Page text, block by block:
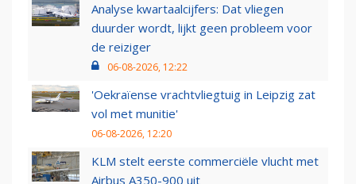
Analyse kwartaalcijfers: Dat vliegen
duurder wordt, lijkt geen probleem voor
de reiziger
06-08-2026, 12:22
'Oekraïense vrachtvliegtuig in Leipzig zat
vol met munitie'
06-08-2026, 12:20
KLM stelt eerste commerciële vlucht met
Airbus A350-900 uit